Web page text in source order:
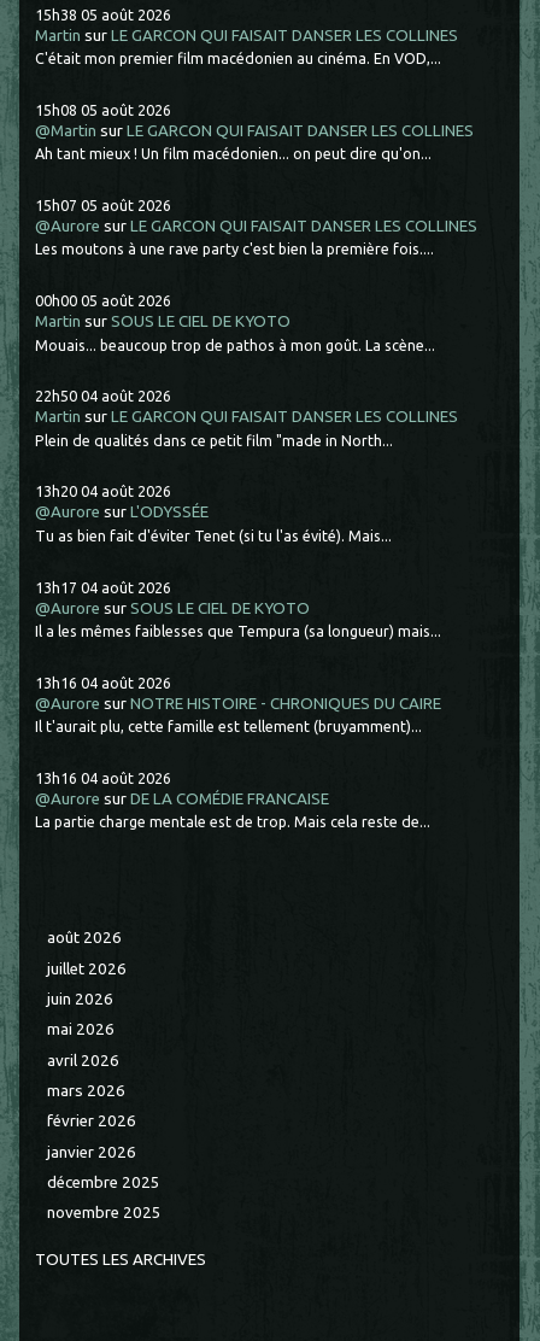
15h38 05 août 2026
Martin surLE GARCON QUI FAISAIT DANSER LES COLLINES
C'était mon premier film macédonien au cinéma. En VOD,...
15h08 05 août 2026
@Martin surLE GARCON QUI FAISAIT DANSER LES COLLINES
Ah tant mieux ! Un film macédonien... on peut dire qu'on...
15h07 05 août 2026
@Aurore surLE GARCON QUI FAISAIT DANSER LES COLLINES
Les moutons à une rave party c'est bien la première fois....
00h00 05 août 2026
Martin surSOUS LE CIEL DE KYOTO
Mouais... beaucoup trop de pathos à mon goût. La scène...
22h50 04 août 2026
Martin surLE GARCON QUI FAISAIT DANSER LES COLLINES
Plein de qualités dans ce petit film "made in North...
13h20 04 août 2026
@Aurore surL'ODYSSÉE
Tu as bien fait d'éviter Tenet (si tu l'as évité). Mais...
13h17 04 août 2026
@Aurore surSOUS LE CIEL DE KYOTO
Il a les mêmes faiblesses que Tempura (sa longueur) mais...
13h16 04 août 2026
@Aurore surNOTRE HISTOIRE - CHRONIQUES DU CAIRE
Il t'aurait plu, cette famille est tellement (bruyamment)...
13h16 04 août 2026
@Aurore surDE LA COMÉDIE FRANCAISE
La partie charge mentale est de trop. Mais cela reste de...
août 2026
juillet 2026
juin 2026
mai 2026
avril 2026
mars 2026
février 2026
janvier 2026
décembre 2025
novembre 2025
TOUTES LES ARCHIVES